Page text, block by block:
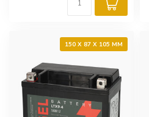
150 X 87 X 105 MM